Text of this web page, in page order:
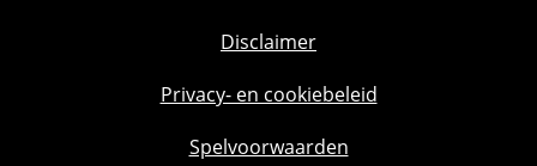
Disclaimer
Privacy- en cookiebeleid
Spelvoorwaarden